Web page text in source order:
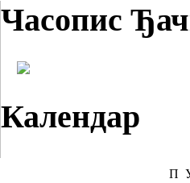
Часопис
Календар
П